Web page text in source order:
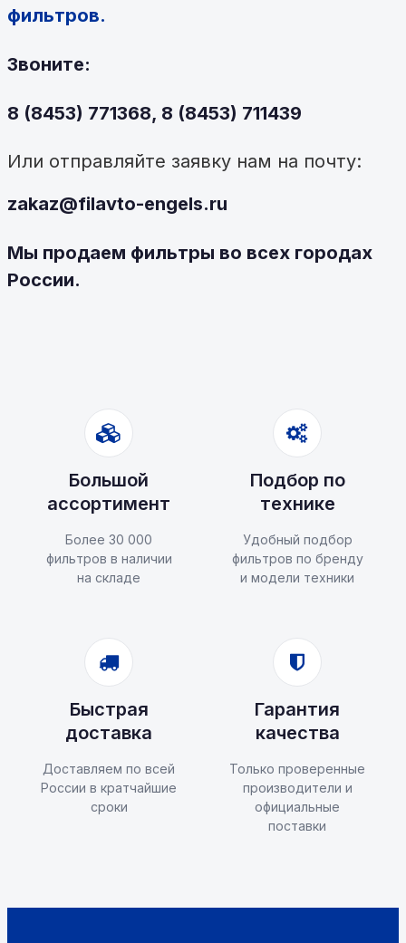
фильтров.
Звоните:
8 (8453) 771368, 8 (8453) 711439
Или отправляйте заявку нам на почту:
zakaz@filavto-engels.ru
Мы продаем фильтры во всех городах
России.
Большой
ассортимент
Более 30 000
фильтров в наличии
на складе
Подбор по
технике
Удобный подбор
фильтров по бренду
и модели техники
Быстрая
доставка
Доставляем по всей
России в кратчайшие
сроки
Гарантия
качества
Только проверенные
производители и
официальные
поставки